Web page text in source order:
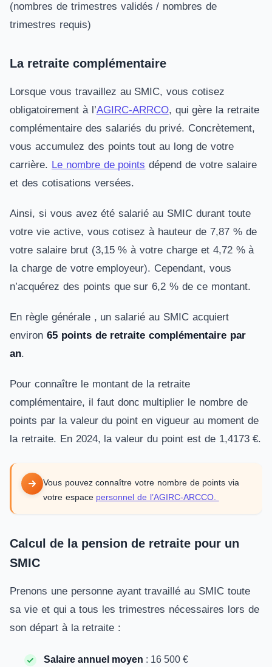
(nombres de trimestres validés / nombres de
trimestres requis)
La retraite complémentaire
Lorsque vous travaillez au SMIC, vous cotisez
obligatoirement à l’AGIRC-ARRCO, qui gère la retraite
complémentaire des salariés du privé. Concrètement,
vous accumulez des points tout au long de votre
carrière. Le nombre de points dépend de votre salaire
et des cotisations versées.
Ainsi, si vous avez été salarié au SMIC durant toute
votre vie active, vous cotisez à hauteur de 7,87 % de
votre salaire brut (3,15 % à votre charge et 4,72 % à
la charge de votre employeur). Cependant, vous
n’acquérez des points que sur 6,2 % de ce montant.
En règle générale , un salarié au SMIC acquiert
environ 65 points de retraite complémentaire par
an.
Pour connaître le montant de la retraite
complémentaire, il faut donc multiplier le nombre de
points par la valeur du point en vigueur au moment de
la retraite. En 2024, la valeur du point est de 1,4173 €.
Vous pouvez connaître votre nombre de points via
votre espace personnel de l’AGIRC-ARCCO.
Calcul de la pension de retraite pour un
SMIC
Prenons une personne ayant travaillé au SMIC toute
sa vie et qui a tous les trimestres nécessaires lors de
son départ à la retraite :
Salaire annuel moyen : 16 500 €